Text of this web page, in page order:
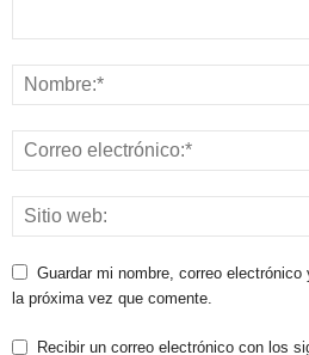
Guardar mi nombre, correo
la próxima vez que comente.
Recibir un correo electrónico con los